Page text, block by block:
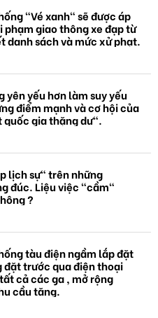
"Vé xanh" sẽ được áp
phạm giao thông xe đạp từ
danh sách và mức xử phạt.
yên yếu hơn làm suy yếu
điểm mạnh và cơ hội của
quốc gia thặng dư".
lịch sự" trên những
đúc. Liệu việc "cầm"
?
tàu điện ngầm lắp đặt
đặt trước qua điện thoại
cả các ga , mở rộng
cầu tăng.